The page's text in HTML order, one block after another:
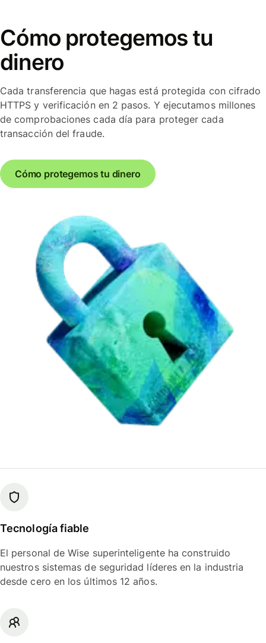
Cómo protegemos tu
dinero
Cada transferencia que hagas está protegida con cifrado
HTTPS y verificación en 2 pasos. Y ejecutamos millones
de comprobaciones cada día para proteger cada
transacción del fraude.
Cómo protegemos tu dinero
Tecnología fiable
El personal de Wise superinteligente ha construido
nuestros sistemas de seguridad líderes en la industria
desde cero en los últimos 12 años.